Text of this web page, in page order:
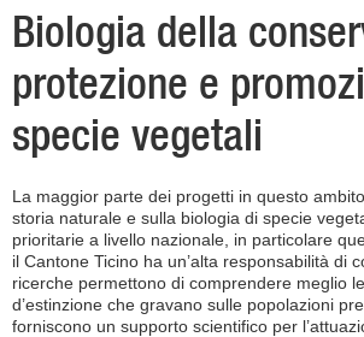
Biologia della
protezione e
specie vegetali
La maggior parte dei progetti in questo
storia naturale e sulla biologia di specie
prioritarie a livello nazionale, in particolare
il Cantone Ticino ha un’alta responsabilità di
ricerche permettono di comprendere meglio
d’estinzione che gravano sulle popolazioni
forniscono un supporto scientifico per